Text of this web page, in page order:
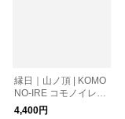
縁日｜山ノ頂 | KOMO
NO-IRE コモノイレ
レザー/ポーチ/鹿革
4,400円